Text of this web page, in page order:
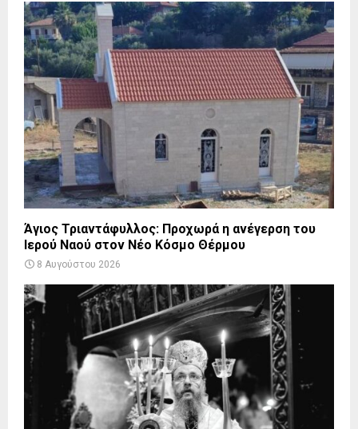
Άγιος Τριαντάφυλλος: Προχωρά η ανέγερση του
Ιερού Ναού στον Νέο Κόσμο Θέρμου
8 Αυγούστου 2026